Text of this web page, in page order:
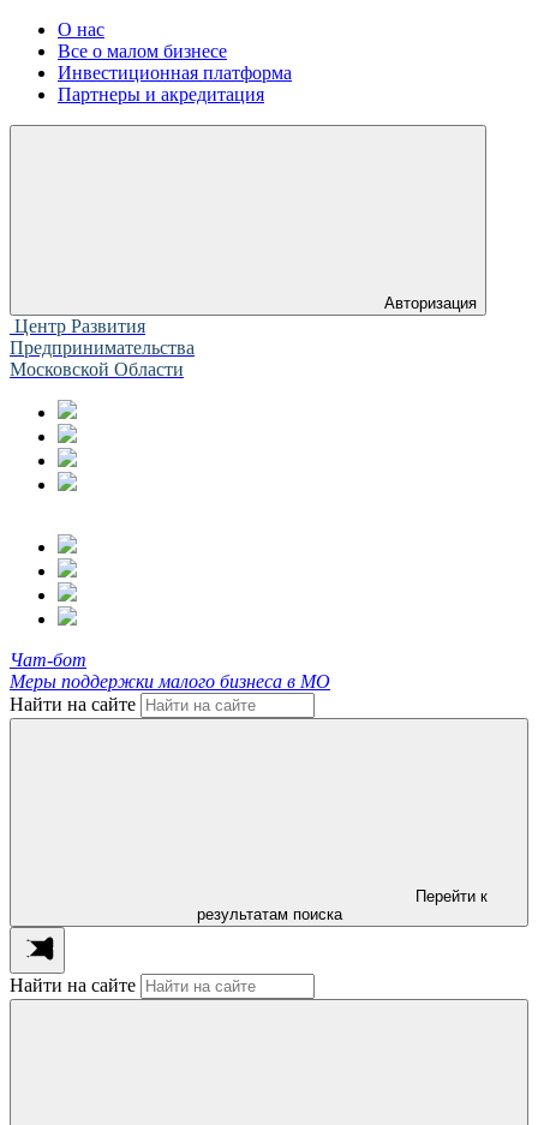
О нас
Все о малом бизнесе
Инвестиционная платформа
Партнеры и акредитация
Авторизация
Центр Развития
Предпринимательства
Московской Области
Чат-бот
Меры поддержки малого бизнеса в МО
Найти на сайте
Перейти к
результатам поиска
Найти на сайте